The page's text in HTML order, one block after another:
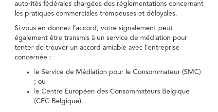
autorités fédérales chargées des réglementations concernant
les pratiques commerciales trompeuses et déloyales.
Si vous en donnez l’accord, votre signalement peut
également être transmis à un service de médiation pour
tenter de trouver un accord amiable avec l'entreprise
concernée :
le Service de Médiation pour le Consommateur (SMC)
; ou
le Centre Européen des Consommateurs Belgique
(CEC Belgique).